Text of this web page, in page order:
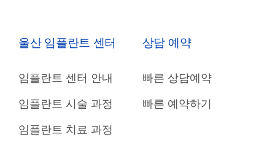
울산 임플란트 센터
임플란트 센터 안내
임플란트 시술 과정
임플란트 치료 과정
상담 예약
빠른 상담예약
빠른 예약하기